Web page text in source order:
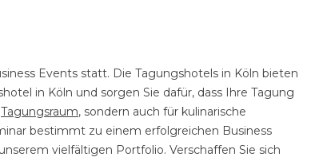
Events statt. Die Tagungshotels in Köln bieten
in Köln und sorgen Sie dafür, dass Ihre Tagung
Tagungsraum, sondern auch für kulinarische
bestimmt zu einem erfolgreichen Business
vielfältigen Portfolio. Verschaffen Sie sich